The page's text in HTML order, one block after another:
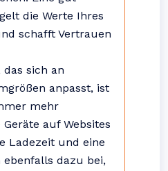
die Werte Ihres
schafft Vertrauen
das sich an
anpasst, ist
mehr
auf Websites
Ladezeit und eine
ebenfalls dazu bei,